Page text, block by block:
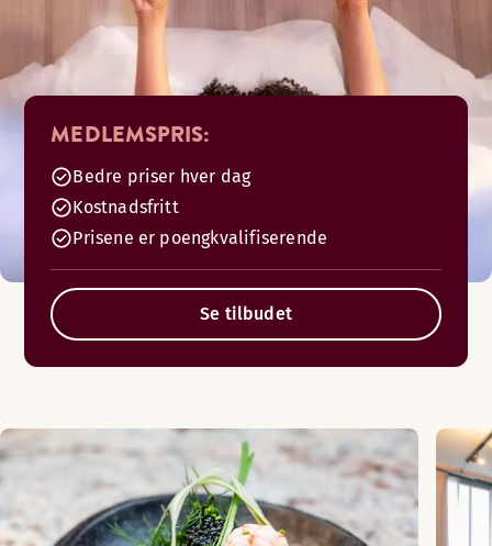
MEDLEMSPRIS:
Bedre priser hver dag
Kostnadsfritt
Prisene er poengkvalifiserende
Se tilbudet